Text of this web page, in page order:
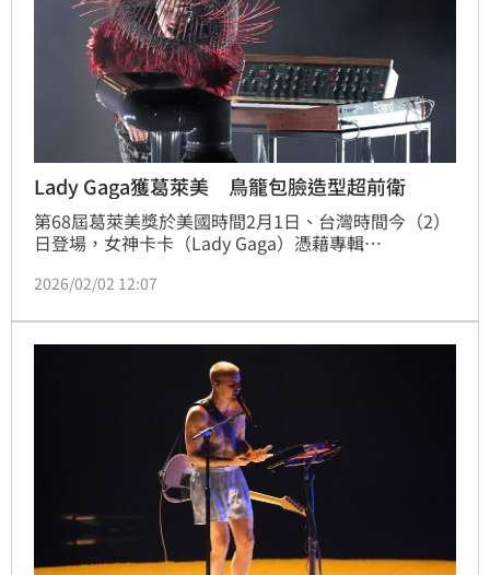
Lady Gaga獲葛萊美 鳥籠包臉造型超前衛
第68屆葛萊美獎於美國時間2月1日、台灣時間今（2）
日登場，女神卡卡（Lady Gaga）憑藉專輯
汀（Justin Bieber）、麥莉希拉（Miley Cyrus）、
Carpenter），再度抱回獎座。
2026/02/02 12:07